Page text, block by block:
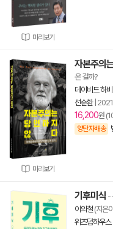
미리보기
미리보기
자본주의
온 걸까?
데이비드 하비
선순환|
16,200원
양탄자배송
기후미식 -
이의철 (지은
위즈덤하우스|